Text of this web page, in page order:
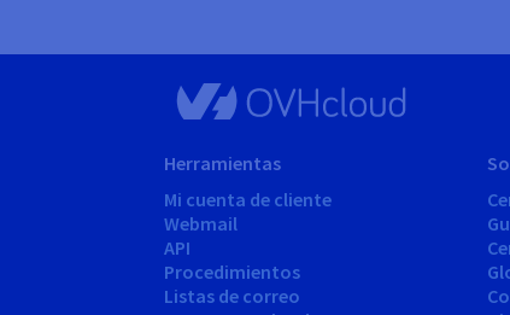
Herramientas
Mi cuenta de cliente
Webmail
API
Procedimientos
Listas de correo